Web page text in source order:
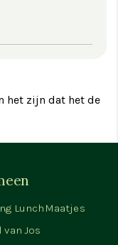
het zijn dat het de
LunchMaatjes
van Jos